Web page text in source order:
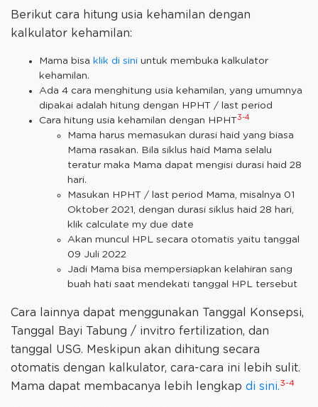
Berikut cara hitung usia kehamilan dengan
kalkulator kehamilan:
Mama bisa klik di sini untuk membuka kalkulator
kehamilan.
Ada 4 cara menghitung usia kehamilan, yang umumnya
dipakai adalah hitung dengan HPHT / last period
Cara hitung usia kehamilan dengan HPHT3-4
Mama harus memasukan durasi haid yang biasa
Mama rasakan. Bila siklus haid Mama selalu
teratur maka Mama dapat mengisi durasi haid 28
hari.
Masukan HPHT / last period Mama, misalnya 01
Oktober 2021, dengan durasi siklus haid 28 hari,
klik calculate my due date
Akan muncul HPL secara otomatis yaitu tanggal
09 Juli 2022
Jadi Mama bisa mempersiapkan kelahiran sang
buah hati saat mendekati tanggal HPL tersebut
Cara lainnya dapat menggunakan Tanggal Konsepsi,
Tanggal Bayi Tabung / invitro fertilization, dan
tanggal USG. Meskipun akan dihitung secara
otomatis dengan kalkulator, cara-cara ini lebih sulit.
Mama dapat membacanya lebih lengkap di sini.3-4